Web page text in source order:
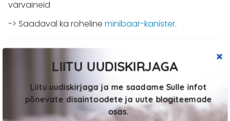
värvaineid
-> Saadaval ka roheline minibaar-kanister.
Sulle võib meeldida ka…
Liitu uudiskirjaga ja me saadame Sulle infot
põnevate disaintoodete ja uute blogiteemade
osas.
LIITU UUDISKIRJAGA